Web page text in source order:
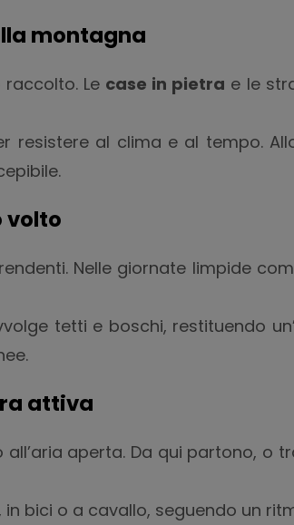
montagna
Le case in pietra e le
resistere al clima e al tempo.
volto
Nelle giornate limpide
tetti e boschi, restituendo
attiva
aperta. Da qui partono, o
bici o a cavallo, seguendo un